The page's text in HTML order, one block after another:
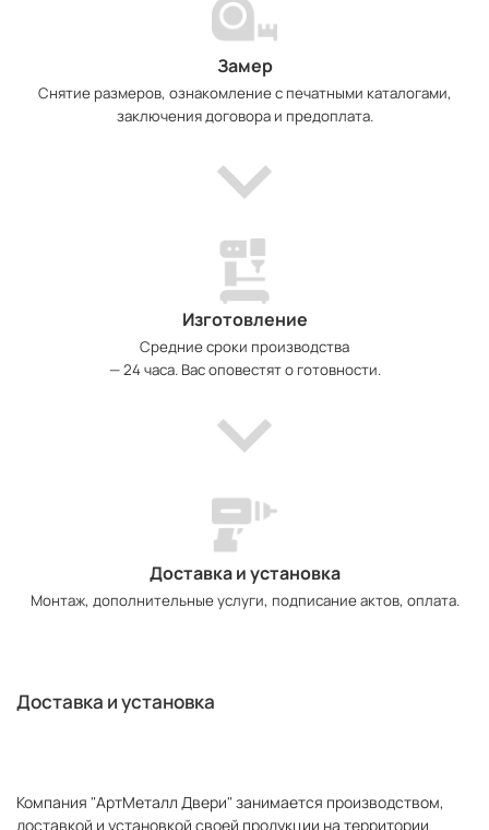
Замер
Снятие размеров, ознакомление с печатными каталогами,
заключения договора и предоплата.
Изготовление
Средние сроки производства
— 24 часа. Вас оповестят о готовности.
Доставка и установка
Монтаж, дополнительные услуги, подписание актов, оплата.
Доставка и установка
Компания "АртМеталл Двери" занимается производством,
доставкой и установкой своей продукции на территории